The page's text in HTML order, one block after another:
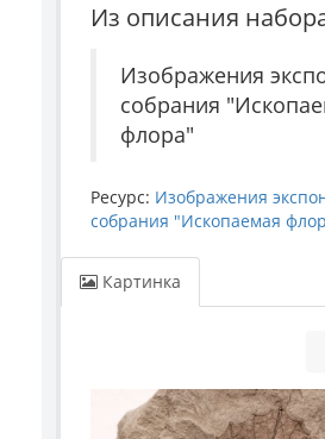
Из описания
Изображения
собрания
флора"
Ресурс: Изображения
собрания "Ископаемая
Картинка